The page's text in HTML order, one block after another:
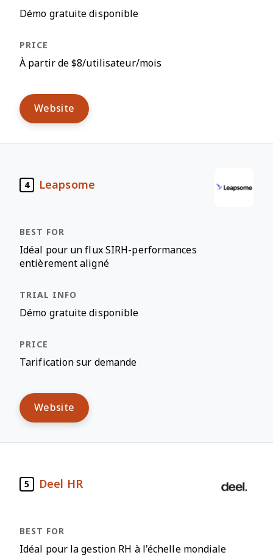
Démo gratuite disponible
À partir de $8/utilisateur/mois
Website
4 Leapsome
Idéal pour un flux SIRH-performances
entièrement aligné
Démo gratuite disponible
Tarification sur demande
Website
5 Deel HR
Idéal pour la gestion RH à l'échelle mondiale